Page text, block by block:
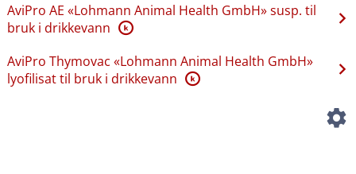
AviPro AE «Lohmann Animal Health GmbH» susp. til
bruk i drikkevann K
AviPro Thymovac «Lohmann Animal Health GmbH»
lyofilisat til bruk i drikkevann K